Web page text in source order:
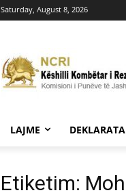
Saturday, August 8, 2026
LAJME DEKLARATA
Etiketim: